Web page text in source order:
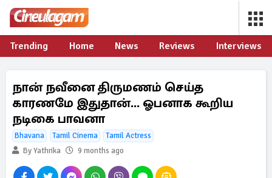
Trending Home News Reviews Interviews
நான் நவீனை திருமணம் செய்த
காரணமே இதுதான்... ஓபனாக கூறிய
நடிகை பாவனா
Bhavana Tamil Cinema
Tamil Actress
By Yathrika
9 months ago